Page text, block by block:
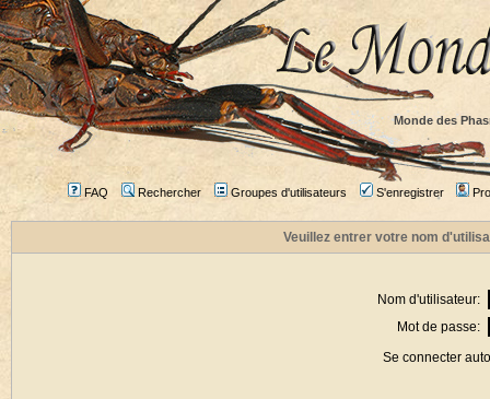
Monde des
FAQ Rechercher Groupes d'utilisateurs S'enregistrer
Veuillez entrer votre nom
Nom d'utilisateur:
Mot de passe:
Se connecter